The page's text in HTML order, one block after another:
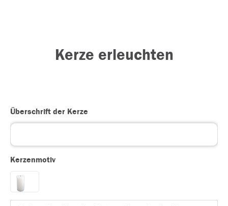
Kerze erleuchten
Überschrift der Kerze
Kerzenmotiv